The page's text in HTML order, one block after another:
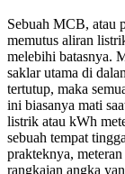
Sebuah MCB, atau
memutus aliran
melebihi batasnya.
saklar utama di
tertutup, maka
ini biasanya mati
listrik atau kWh
sebuah tempat
prakteknya,
rangkaian angka